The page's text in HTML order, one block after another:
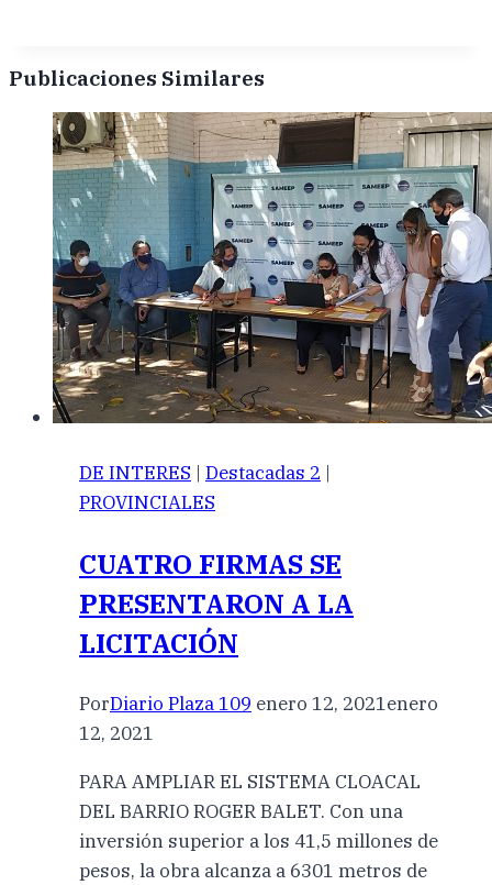
Publicaciones Similares
DE INTERES | Destacadas 2 |
PROVINCIALES
CUATRO FIRMAS SE
PRESENTARON A LA
LICITACIÓN
PorDiario Plaza 109 enero 12, 2021enero
12, 2021
PARA AMPLIAR EL SISTEMA CLOACAL
DEL BARRIO ROGER BALET. Con una
inversión superior a los 41,5 millones de
pesos, la obra alcanza a 6301 metros de